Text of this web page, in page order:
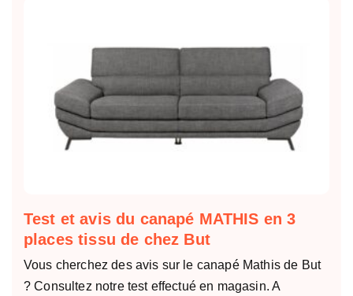
Test et avis du canapé MATHIS en 3
places tissu de chez But
Vous cherchez des avis sur le canapé Mathis de But
? Consultez notre test effectué en magasin. A